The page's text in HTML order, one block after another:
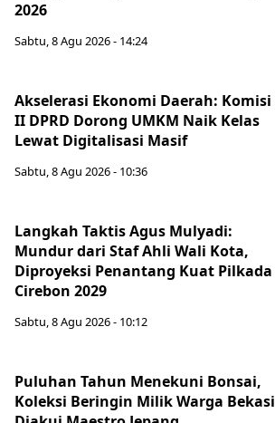
2026
Sabtu, 8 Agu 2026 - 14:24
Akselerasi Ekonomi Daerah: Komisi
II DPRD Dorong UMKM Naik Kelas
Lewat Digitalisasi Masif
Sabtu, 8 Agu 2026 - 10:36
Langkah Taktis Agus Mulyadi:
Mundur dari Staf Ahli Wali Kota,
Diproyeksi Penantang Kuat Pilkada
Cirebon 2029
Sabtu, 8 Agu 2026 - 10:12
Puluhan Tahun Menekuni Bonsai,
Koleksi Beringin Milik Warga Bekasi